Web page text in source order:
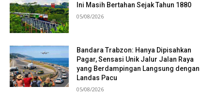
Ini Masih Bertahan Sejak Tahun 1880
05/08/2026
Bandara Trabzon: Hanya Dipisahkan
Pagar, Sensasi Unik Jalur Jalan Raya
yang Berdampingan Langsung dengan
Landas Pacu
05/08/2026